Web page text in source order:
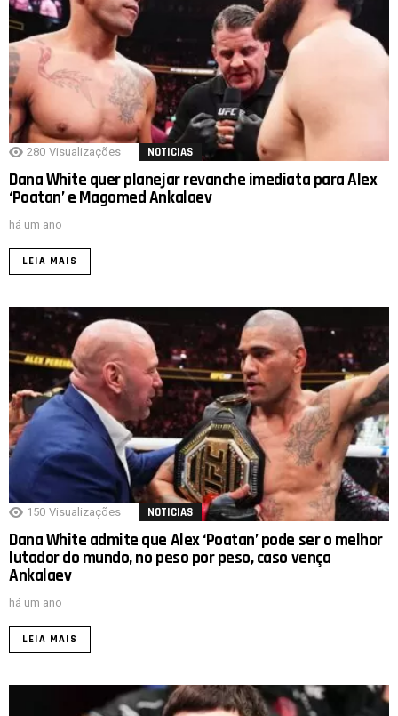
280 Visualizações NOTICIAS
Dana White quer planejar revanche imediata para Alex
‘Poatan’ e Magomed Ankalaev
há um ano
LEIA MAIS
150 Visualizações NOTICIAS
Dana White admite que Alex ‘Poatan’ pode ser o melhor
lutador do mundo, no peso por peso, caso vença
Ankalaev
há um ano
LEIA MAIS